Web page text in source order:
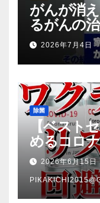
がんが消
るがんの
2026年7月4日
除菌
【ベスト
めるコロ
法【本要
2026年6月15日